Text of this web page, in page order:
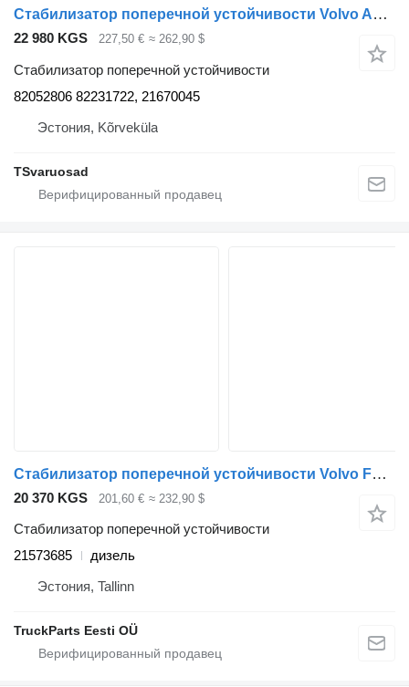
Стабилизатор поперечной устойчивости Volvo Anti-roll bar 82052806 для тягача Volvo FE280
22 980 KGS 227,50 € ≈ 262,90 $
Стабилизатор поперечной устойчивости
82052806 82231722, 21670045
Эстония, Kõrveküla
TSvaruosad
Стабилизатор поперечной устойчивости Volvo FE (01.13-) 21573685 для тягача Volvo FL, FE (2013-)
20 370 KGS 201,60 € ≈ 232,90 $
Стабилизатор поперечной устойчивости
21573685
дизель
Эстония, Tallinn
TruckParts Eesti OÜ